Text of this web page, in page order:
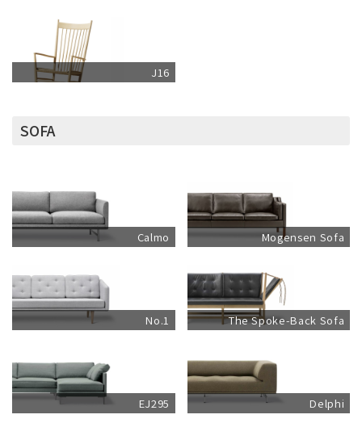
J16
SOFA
Calmo Mogensen Sofa
No.1 The Spoke-Back Sofa
EJ295 Delphi